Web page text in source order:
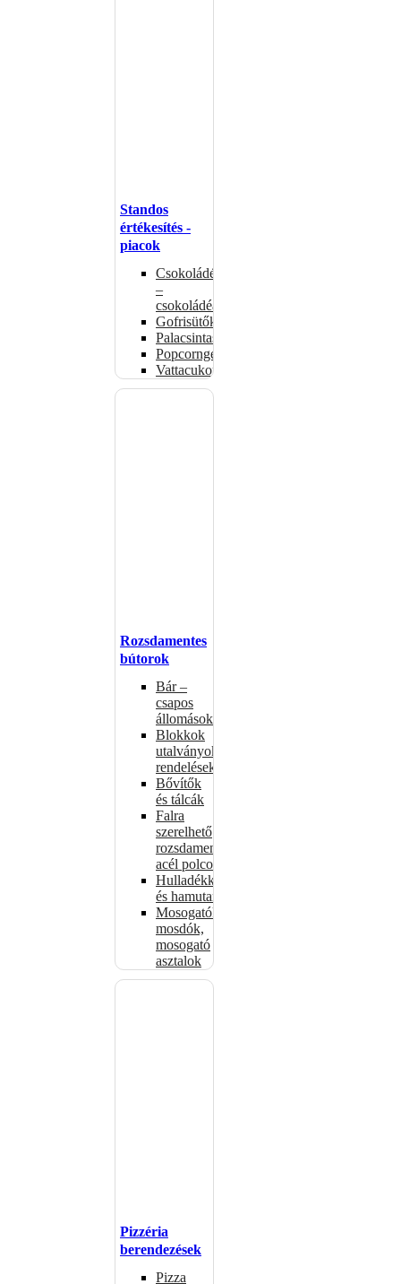
Standos
értékesítés -
piacok
Csokoládémelegítők
–
csokoládéadagolók
Gofrisütők
Palacsintasütők
Popcorngépek
Vattacukorgép
Rozsdamentes
bútorok
Bár –
csapos
állomások
Blokkok
utalványokhoz,
rendelésekhez
Bővítők
és tálcák
Falra
szerelhető
rozsdamentes
acél polcok
Hulladékkosarak
és hamutartók
Mosogatók,
mosdók,
mosogató
asztalok
Pizzéria
berendezések
Pizza